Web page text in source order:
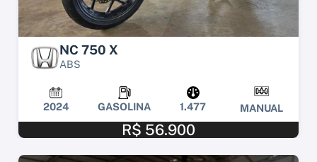
NC 750 X
ABS
2024 GASOLINA 1.477 MANUAL
R$ 56.900